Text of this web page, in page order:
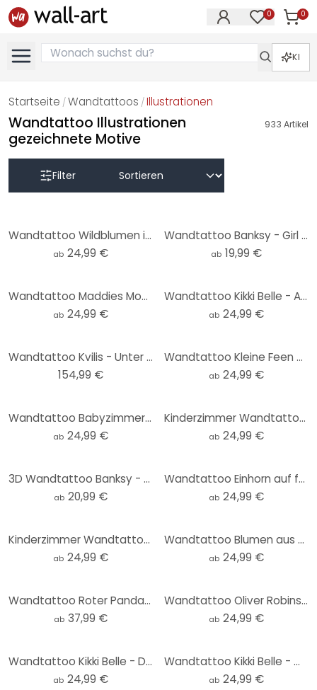
0 0
KI
Startseite /Wandtattoos /Illustrationen
Wandtattoo Illustrationen
gezeichnete Motive
933 Artikel
Filter
Wandtattoo Wildblumen in Kreide-Optik Greige - Bloomery Decor - Rund
ab 24,99 €
Wandtattoo Banksy - Girl with the red Balloon
ab 19,99 €
Wandtattoo Maddies Mood - Jota de jai - Rund
ab 24,99 €
Wandtattoo Kikki Belle - Abenteuer der Dinos - Rund
ab 24,99 €
Wandtattoo Kvilis - Unter dem Meer XXL-Set (53-teilig) - 188x120 cm
154,99 €
Wandtattoo Kleine Feen über rosa Wolken - Oliver Robins - Rund
ab 24,99 €
Wandtattoo Babyzimmer - Oliver Robins - Niedliche Tiere unter Palmen - Rund
ab 24,99 €
Kinderzimmer Wandtattoo Sonnensystem mit Planeten und Erde - Ms Tiff - Rund
ab 24,99 €
3D Wandtattoo Banksy - Der Blumenwerfer
ab 20,99 €
Wandtattoo Einhorn auf farbenfroher Blumenwiese - Bonne Müller - Rund
ab 24,99 €
Kinderzimmer Wandtattoo Pferde auf der Blumenwiese - Kikki Belle - Rund
ab 24,99 €
Wandtattoo Blumen aus weißen Perlen - Grande - Rund
ab 24,99 €
Wandtattoo Roter Panda schlafend auf Ast - Kvilis
ab 37,99 €
Wandtattoo Oliver Robins - Baumhaus Party - Rund
ab 24,99 €
Wandtattoo Kikki Belle - Dschungel Jive - Sepia - Rund
ab 24,99 €
Wandtattoo Kikki Belle - Waldspaß - Rund
ab 24,99 €